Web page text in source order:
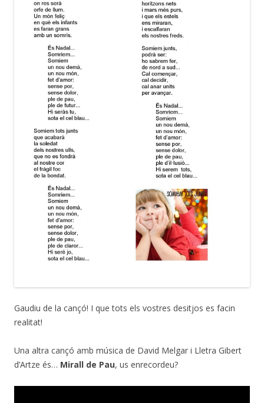
Gaudiu de la cançó! I que tots els vostres desitjos es facin
realitat!
Una altra cançó amb música de David Melgar i Lletra Gibert
d’Artze és… Mirall de Pau, us enrecordeu?